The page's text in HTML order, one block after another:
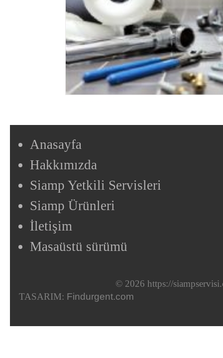
Anasayfa
Hakkımızda
Siamp Yetkili Servisleri
Siamp Ürünleri
İletişim
Masaüstü sürümü
© 2026 https://
TASARIM: Findurgent.com